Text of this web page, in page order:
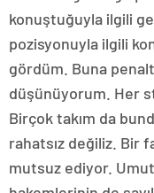
konuştuğuyla ilgili
pozisyonuyla ilgili
gördüm. Buna
düşünüyorum. Her
Birçok takım da
rahatsız değiliz. Bir
mutsuz ediyor.